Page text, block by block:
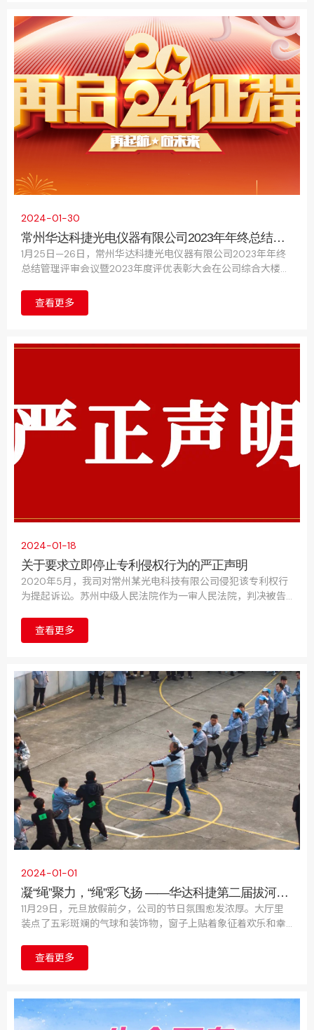
2024-01-30
常州华达科捷光电仪器有限公司2023年年终总结管
理评审会议暨2023年度评优表彰大会圆满结束
1月25日—26日，常州华达科捷光电仪器有限公司2023年年终
总结管理评审会议暨2023年度评优表彰大会在公司综合大楼五
出席了会议。
查看更多
2024-01-18
关于要求立即停止专利侵权行为的严正声明
2020年5月，我司对常州某光电科技有限公司侵犯该专利权行
为提起诉讼。苏州中级人民法院作为一审人民法院，判决被告
提起上诉。最高人民法院2023年11月7日作出终审判决，驳回该
公司的上诉请求；认定一审判决事实清楚，适用法律正确，应
查看更多
2024-01-01
凝“绳”聚力，“绳”彩飞扬 ——华达科捷第二届拔河比
赛圆满结束！
11月29日，元旦放假前夕，公司的节日氛围愈发浓厚。大厅里
装点了五彩斑斓的气球和装饰物，窗子上贴着象征着欢乐和幸
的氛围，丰富员工的业余生活，增强团队合作精神和凝聚力，
我司特别策划了一场别开生面的拔河比赛。
查看更多